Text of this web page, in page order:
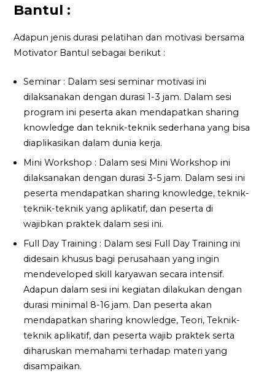
Bantul :
Adapun jenis durasi pelatihan dan motivasi bersama
Motivator Bantul sebagai berikut :
Seminar : Dalam sesi seminar motivasi ini
dilaksanakan dengan durasi 1-3 jam. Dalam sesi
program ini peserta akan mendapatkan sharing
knowledge dan teknik-teknik sederhana yang bisa
diaplikasikan dalam dunia kerja.
Mini Workshop : Dalam sesi Mini Workshop ini
dilaksanakan dengan durasi 3-5 jam. Dalam sesi ini
peserta mendapatkan sharing knowledge, teknik-
teknik-teknik yang aplikatif, dan peserta di
wajibkan praktek dalam sesi ini.
Full Day Training : Dalam sesi Full Day Training ini
didesain khusus bagi perusahaan yang ingin
mendeveloped skill karyawan secara intensif.
Adapun dalam sesi ini kegiatan dilakukan dengan
durasi minimal 8-16 jam. Dan peserta akan
mendapatkan sharing knowledge, Teori, Teknik-
teknik aplikatif, dan peserta wajib praktek serta
diharuskan memahami terhadap materi yang
disampaikan.